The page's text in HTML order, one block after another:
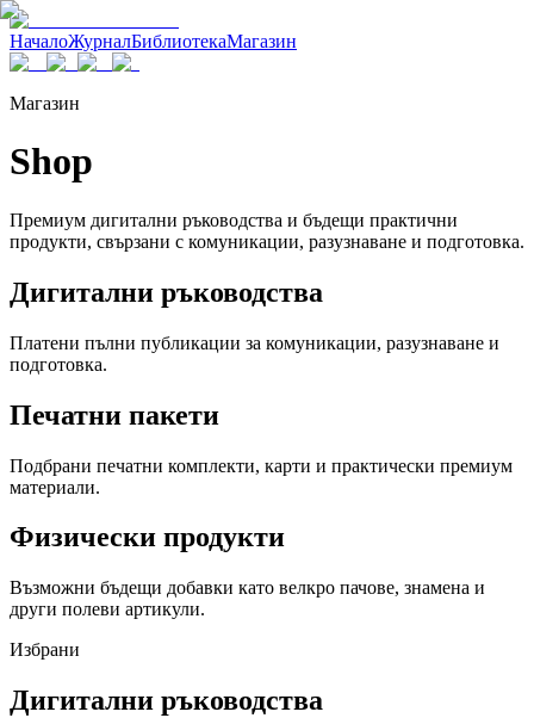
НачалоЖурналБиблиотекаМагазин
Магазин
Shop
Премиум дигитални ръководства и бъдещи практични
продукти, свързани с комуникации, разузнаване и подготовка.
Дигитални ръководства
Платени пълни публикации за комуникации, разузнаване и
подготовка.
Печатни пакети
Подбрани печатни комплекти, карти и практически премиум
материали.
Физически продукти
Възможни бъдещи добавки като велкро пачове, знамена и
други полеви артикули.
Избрани
Дигитални ръководства